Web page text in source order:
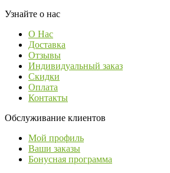
Узнайте о нас
О Нас
Доставка
Отзывы
Индивидуальный заказ
Скидки
Оплата
Контакты
Обслуживание клиентов
Мой профиль
Ваши заказы
Бонусная программа